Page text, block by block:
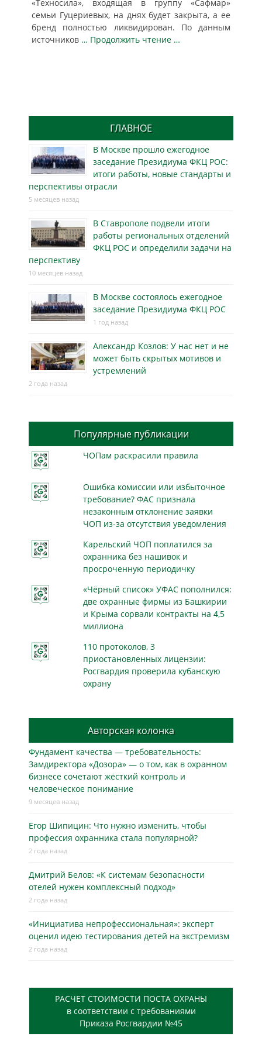
«Техносила», входящая в группу «Сафмар»
семьи Гуцериевых, на днях будет закрыта, а ее
бренд полностью ликвидирован. По данным
источников … Продолжить чтение …
ГЛАВНОЕ
В Москве прошло ежегодное
заседание Президиума ФКЦ РОС:
итоги работы, новые стандарты и
перспективы отрасли
5 месяцев назад
В Ставрополе подвели итоги
работы региональных отделений
ФКЦ РОС и определили задачи на
перспективу
10 месяцев назад
В Москве состоялось ежегодное
заседание Президиума ФКЦ РОС
1 год назад
Александр Козлов: У нас нет и не
может быть скрытых мотивов и
устремлений
2 года назад
Популярные публикации
ЧОПам раскрасили правила
Ошибка комиссии или избыточное
требование? ФАС признала
незаконным отклонение заявки
ЧОП из-за отсутствия уведомления
Карельский ЧОП поплатился за
охранника без нашивок и
просроченную периодичку
«Чёрный список» УФАС пополнился:
две охранные фирмы из Башкирии
и Крыма сорвали контракты на 4,5
миллиона
110 протоколов, 3
приостановленных лицензии:
Росгвардия проверила кубанскую
охрану
Авторская колонка
Фундамент качества — требовательность:
Замдиректора «Дозора» — о том, как в охранном
бизнесe сочетают жёсткий контроль и
человеческое понимание
9 месяцев назад
Егор Шипицин: Что нужно изменить, чтобы
профессия охранника стала популярной?
2 года назад
Дмитрий Белов: «К системам безопасности
отелей нужен комплексный подход»
2 года назад
«Инициатива непрофессиональная»: эксперт
оценил идею тестирования детей на экстремизм
2 года назад
РАСЧЕТ СТОИМОСТИ ПОСТА ОХРАНЫ
в соответствии с требованиями
Приказа Росгвардии №45